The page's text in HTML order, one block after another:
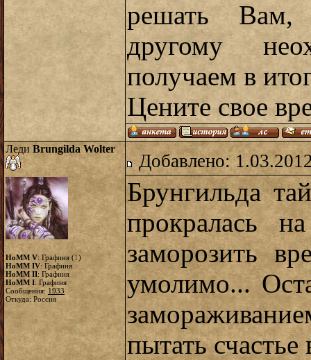
решать
другому
получаем в
Цените свое
Леди Brungilda Wolter
HoMM V: Графиня (1)
HoMM IV: Графиня
HoMM II: Графиня
HoMM I: Графиня
Сообщения: 1933
Откуда: Россия
Добавлено:
Брунгильда
прокралась
заморозить
умолимо...
пытать